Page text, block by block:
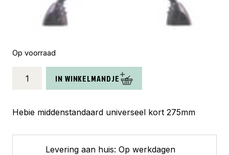
Op voorraad
middenstandaard
275mm
IN WINKELMANDJE
Hebie middenstandaard universeel kort 275mm
Levering aan huis: Op werkdagen